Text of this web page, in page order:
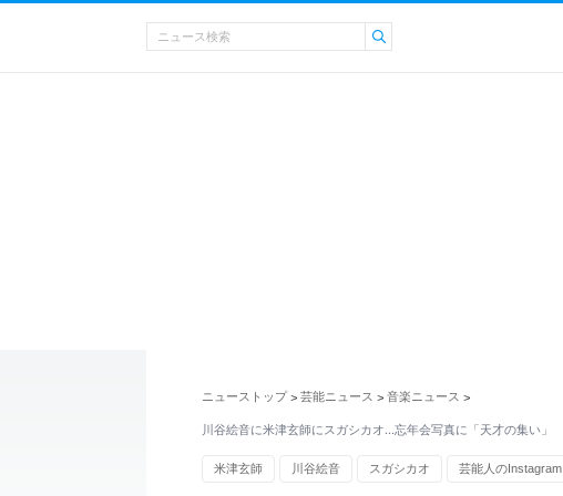
ニューストップ > 芸能ニュース > 音楽ニュース >
川谷絵音に米津玄師にスガシカオ…忘年会写真に「天才の集い」
米津玄師 川谷絵音 スガシカオ 芸能人のInstagram